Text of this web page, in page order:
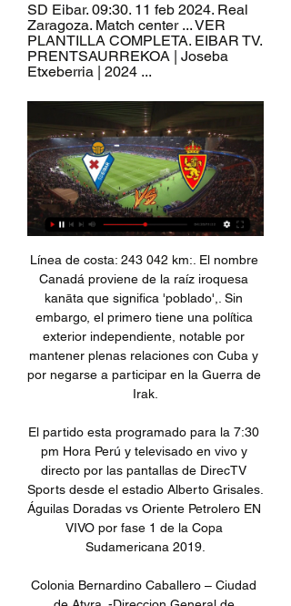
SD Eibar. 09:30. 11 feb 2024. Real
Zaragoza. Match center ... VER
PLANTILLA COMPLETA. EIBAR TV.
PRENTSAURREKOA | Joseba
Etxeberria | 2024 ...
Línea de costa: 243 042 km:. El nombre Canadá proviene de la raíz iroquesa kanāta que significa 'poblado',. Sin embargo, el primero tiene una política exterior independiente, notable por mantener plenas relaciones con Cuba y por negarse a participar en la Guerra de Irak.

El partido esta programado para la 7:30 pm Hora Perú y televisado en vivo y directo por las pantallas de DirecTV Sports desde el estadio Alberto Grisales. Águilas Doradas vs Oriente Petrolero EN VIVO por fase 1 de la Copa Sudamericana 2019.

Colonia Bernardino Caballero – Ciudad de Atyra. -Direccion General de Migraciones (SENATUR)-Ministerio de Justicia (MJ)-Secretaria Nacional de las Tecnologías de la Información y Comunicación (SENATICS)-Secretaria de la Función Pública (SFP) Enlaces Policias de Latinoamerica

El Gobierno Nacional, a través del Ministerio de Agricultura y Ganadería (MAG), está impulsando una serie de actividades para asistir con capacitaciones técnicas a los pequeños productores de los distritos del departamento de Caaguazú. El propósito es que mejoren sus productos, además de posibilita

CIUDAD DE MEXICO,29 ENERO 2018/Grupo Televisa, propietario del Club América y la empresa de comunicación más grande e influyente de México y una de las más grandes de Latinoamérica, publicó el domingo por la noche en su programa deportivo estelar “La Jugada” una investigación contra el Grupo Pachuca, dueño de los clubes Tuzos y.

segundo tiempo: 45′ ¡comienza el segundo tiempo! 49′ ¡goool de mora, tÉcnico se adelante en el marcador! 74′ ¡goool de abraham desde el punto penal! 88′ ¡goool de danny luna de tiro libre! 90′ ¡final del partido! primer tiempo: 0’ ¡arranca el partido en el bellavista! 24′ ¡goool de perlaza para guayaquil city…

La selección de México buscará este viernes 12 de junio una victoria ante Bolivia para olvidar su último encuentro de preparación cuando ambos se enfrenten en la primera jornada de la fase de grupos de la Copa América 2015 que se juega en Chile. Te dejamos toda la información de la transmisión …

Más Información sobre el evento Retransmisión en directo del aterrizaje de la sonda InSight en Marte - Badajoz. El lunes, 26 de noviembre, la sección de astronomía del Ateneo de Badajoz realizará u...

Barcelona - Slavia Praga. Sigue en directo y online el partido de la Champions League 2019-2020. Resultado y datos al minuto.. Leipzig del grupo G. Para más tarde, destacan el Chelsea - Ajax y el Valencia - Lille del grupo H. Los de Albert Celades se la juegan.

18-06-18.-Un cortocircuito originado en un local de comida rápida del mercado municipal de Barcelona, estado Anzoátegui, provocó el incendio que destruyó 18 puestos en horas de la madrugada de este lunes, según reportó Unión Radio. El presidente de la Corporación de Mercados públicos

De menos a más, los Saraperos de Saltillo vencieron 10 por 6 a los Sultanes de Monterrey para llevarse el Clásico del Norte con dos victorias por una (en la serie); además de amarrar su tercera serie de forma consecutiva. Los de Monterrey habían tomado ventaja, pero en la séptima entrada y

Copa Bicentenario: Universitario de Deportes cumplió al doblegar como visitante a Los Caimanes El equipo "crema" definió la serie de 8vos de final y se instaló en la próxima ronda del torneo

Benitez Gustavo Javuer: Buen día señor soy de villa el chocón provincia de Neuquén estoy interesado en vender quesos a negocios necesitaría que me mande x wasap lista de precios para mi cuanto me costarían los productos a mi puesto en mi localidad este es mi número 2995756230

Zaragoza: TV, horario y cómo ver LaLiga Hypermotion online hace 12 horas — Fecha, horario, cómo ver en vivo y en directo en televisión y cómo seguir online el Eibar - Zaragoza, correspondiente a la jornada 26 de LaLiga ...

Consiga nuestros pronósticos y sigue el resultado de tus apuestas en directo del partido Madagascar vs. Guinea Ecuatorial de Copa Africana de Naciones, Eliminatorias (Fútbol) el 16.10.2018.

Ve el perfil de Andrés Ruiz Sánchez en LinkedIn, la mayor red profesional del mundo. Andrés tiene 10 empleos en su perfil. Ve el perfil completo en LinkedIn y descubre los contactos y empleos de Andrés en empresas similares.

“La historia de un despojo y el nacimiento de un héroe deportivo: Colo Colo f.c. Chile, 1925-1929”, de Diego Vilches Parra, es el trabajo que recibió la máxima distinción entre las monografías realizadas por los estudiamtes de Historia, publicada en el libro Seminario Simón Collier versión 2011.

San Salvador, 11 ago (EFE).- El Águila, vigente campeón del fútbol salvadoreño, y el Municipal Limeño consiguieron sendas victorias en la tercera fecha del Apertura 2019 y se mantuvieron a la cabeza de la clasificación con nueve puntos. - Resultados de la tercera jornada: .domingo Municipal

La Sociedad Deportiva Eibar, es un club de fútbol con sede SD Eibar. 09:30. 11 feb 2024. Real Zaragoza. Match center VER PLANTILLA COMPLETA. EIBAR TV. PRENTSAURREKOA | Joseba Etxeberria | 2024 ...

- Corriente de línea prácticamente senoidal con bajo contenido de armónicos. - Factor de potencia unitario. - Capacidad de elevar la tensión en el bus de DC en caso que la tensión de red caiga para garantizar la tensión del motor en el nivel adecuado. - Posibilidad de generar energía reactiva. Este tipo de tecnología está disponible en

Encuentra profesionales cabanyal en Valencia o inserta tus ofertas de empleo cabanyal en Valencia. Publica gratis ofertas de trabajo cabanyal en Valencia que serán vistas por miles de candidatos. En nuestra bolsa de empleo, busca tu profesión y encuentra un empleo cabanyal en Valencia. Todo tipo de empleos y trabajos cabanyal en Valencia.

marcadores en directo, resultados y partidos, SD Eibar ... : LaLiga Hypermotion. Eibar. Real Zaragoza. 11.02. 09:30. Elche. Eibar. 18.02. 12:00. Eibar. Espanyol. 24.02. 09:30. Leganés. Eibar. 03.03. 12:00. Eibar. Burgos ...

Con más de 200 clientes y 100 proveedores, Export es la línea mayorista internacional de GM FOOD. MIC FOOD TRADING CO.LTD. es la filial en China, creada en 2017 para el crecimiento y desarrollo de la exportación de marcas y productos españoles / europeos a este país

Sigue en directo toda la acción de la Liga A, Baloncesto de Uruguay 2017, con el partido entre Bohemios y Welcome. Acompañá el minuto a minuto y los resultados del torneo local e internacional en vivo …

Apuestas y Pronósticos > Uruguay > Danubio Vs Rampla Juniors – 06/11/2019 . Apuestas y Pronóstico - Danubio Vs Rampla Juniors. Rampla Jrs. viene de caer derrotado ante Boston River y a estas alturas el descenso está casi consumado.. River Plate Vs Progreso - 06/11/2019. Plaza Colonia Vs Defensor Sporting.

El Nacional goleó 4-0 a Fuerza Amarilla en el estadio 9 de Mayo de Machala y el equipo local con esta derrota bajará de categoría (a la Serie B), en la LigaPro Ecuador.

Radio Fides Oruro Pasaje Guachalla Edif. Camara de Comercio, Piso 3 - Plaza 10 de febrero Teléfono : (591)(2) 52 52662 E-Mail : oruro@radiofides.com

El torneo comenzara el 6 de abril y participaran 11 clubes de entre las ciudades de Arica a Concepción. También será el debut en el profesionalismo de Lautaro de Buin y la escuadra de Colina. Deportes Vallenar vs Deportes Colina Fernández Vial vs Lautaro de Buin Deportes Iberia vs Deportes Recoleta San Antonio Unido vs General Velásquez

Ver REAL ZARAGOZA-SD Eibar Online Gratis - Rojadirecta Serás sorprendida... Ver Real Zaragoza online gratis en directo. Disponible en alta definición, y en cualquier dispositivo. Enlaces gratis para ver el partido ...

Fútbol. Campeonato de Paraguay. Liga de reservas 螺 Fútbol en directo ⭐ Resultados de Fútbol ⚽ Juegos de Fútbol ⚡ Clasificación y Estadística ⭐ Resultados de Fútbol hoy azscore.es

Horario, resultado y estadísticas del Cortuluá - Deportivo Pereira | Primera B Colombia - Apertura 2019 ¡Vas a denunciar un contenido! x. Denuncia sólo contenidos que incumplan nuestras Normas de uso o conducta. Aunque revisamos todas las denuncias que nos llegan, sólo respondemos si procede.

SD Eibar - Real Zaragoza: Ver en streaming y en TV Dónde se puede ver el SD Eibar - Real Zaragoza en streaming y en TV en directo Puedes ver las mejores jugadas del partido SD Eibar vs. Real Zaragoza en DAZN ...

▶️ Eibar vs Real Zaragoza - en vivo ver partido online y Eibar vs Real Zaragoza en vivo online, en directo y predicciones y Head to Head 1. Registrate para transmisión en vivo. 2. Si eres un usuario registrado de ...

Sportivo Huracán vs Sport Victoria Décima Segunda Fecha (6/7 julio) Sport Victoria vs Alianza Universidad Atlético Torino vs Sport Ancash Deportivo Municipal vs Sportivo Huracán Los Caimanes vs San Alejandro Alfonso Ugarte vs Sport Boys Atlético Minero vs Deportivo Coopsol Walter Ormeño vs Alianza Cristiana Décima Tercera Fecha (13/14.

Gimnasia y Esgrima de La Plata y Almagro lograron ayer a avanzar en la Copa Argentina al superar a Olimpo de Bahía Blanca y Gimnasia de Jujuy, respectivamente, en los dos juegos que dieron continuidad a los 16avos de final del certamen. A primera hora, el Lobo platense derrotó por 1-0 a Olimpo y

Filed under FÚTBOL, Liga BBVA, Primera División, Resumen de la Jornada Tagged with Deportivo de la Coruña-Real Madrid, Deportivo de la Coruña-Real Madrid en DIRECTO, Deportivo de la Coruña-Real Madrid en vivo, Deportivo de la Coruña-Real Madrid online

Mira la infografía del Kongsvinger vs Sandefjord - Sporticos.com - Estadísticas de fútbol en forma de infografías. Más de 60 ligas disponibles alrededor del mundo. Cookies policy This website uses cookies for constant improvement of functioning of the service.

Aquí te traemos la información en donde podrás seguir el partido en vivo y en directo entre los equipos Guayaquil City FC vs Macara en una jornada más del Liga Ecuatoriana en vivo por Internet, el partido se llevará a cabo este Domingo 27 de Mayo del 2018 en el horario de las 4:00PM Hora de …

A través de la Asociación Platense de Básquetbol, la ciudad cuenta con ligas y torneos para todos los n